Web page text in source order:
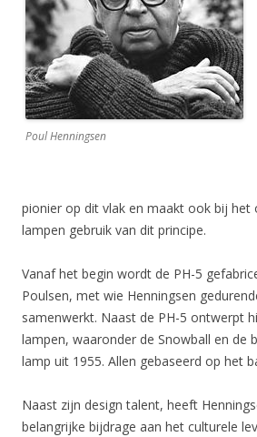
Poul Henningsen
pionier op dit vlak en maakt ook bij het
lampen gebruik van dit principe.
Vanaf het begin wordt de PH-5
Poulsen, met wie Henningsen
samenwerkt. Naast de PH-5 ontwerpt
lampen, waaronder de Snowball en de
lamp uit 1955. Allen gebaseerd op het
Naast zijn design talent, heeft
belangrijke bijdrage aan het culturele